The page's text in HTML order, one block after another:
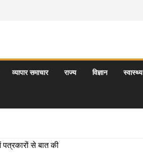
व्यापार समाचार राज्य विज्ञान स्वास्थ्य